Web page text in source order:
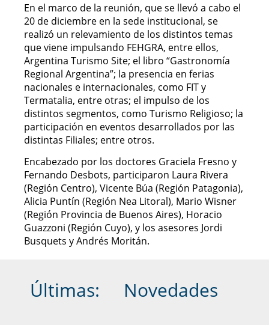
En el marco de la reunión, que se llevó a cabo el
20 de diciembre en la sede institucional, se
realizó un relevamiento de los distintos temas
que viene impulsando FEHGRA, entre ellos,
Argentina Turismo Site; el libro “Gastronomía
Regional Argentina”; la presencia en ferias
nacionales e internacionales, como FIT y
Termatalia, entre otras; el impulso de los
distintos segmentos, como Turismo Religioso; la
participación en eventos desarrollados por las
distintas Filiales; entre otros.
Encabezado por los doctores Graciela Fresno y
Fernando Desbots, participaron Laura Rivera
(Región Centro), Vicente Búa (Región Patagonia),
Alicia Puntín (Región Nea Litoral), Mario Wisner
(Región Provincia de Buenos Aires), Horacio
Guazzoni (Región Cuyo), y los asesores Jordi
Busquets y Andrés Moritán.
Últimas: Novedades